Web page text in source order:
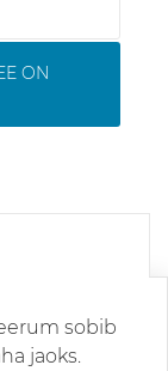
ON
sobib
jaoks.